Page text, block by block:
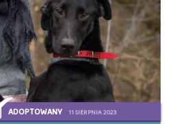
ADOPTOWANY 11 SIERPNIA 2023